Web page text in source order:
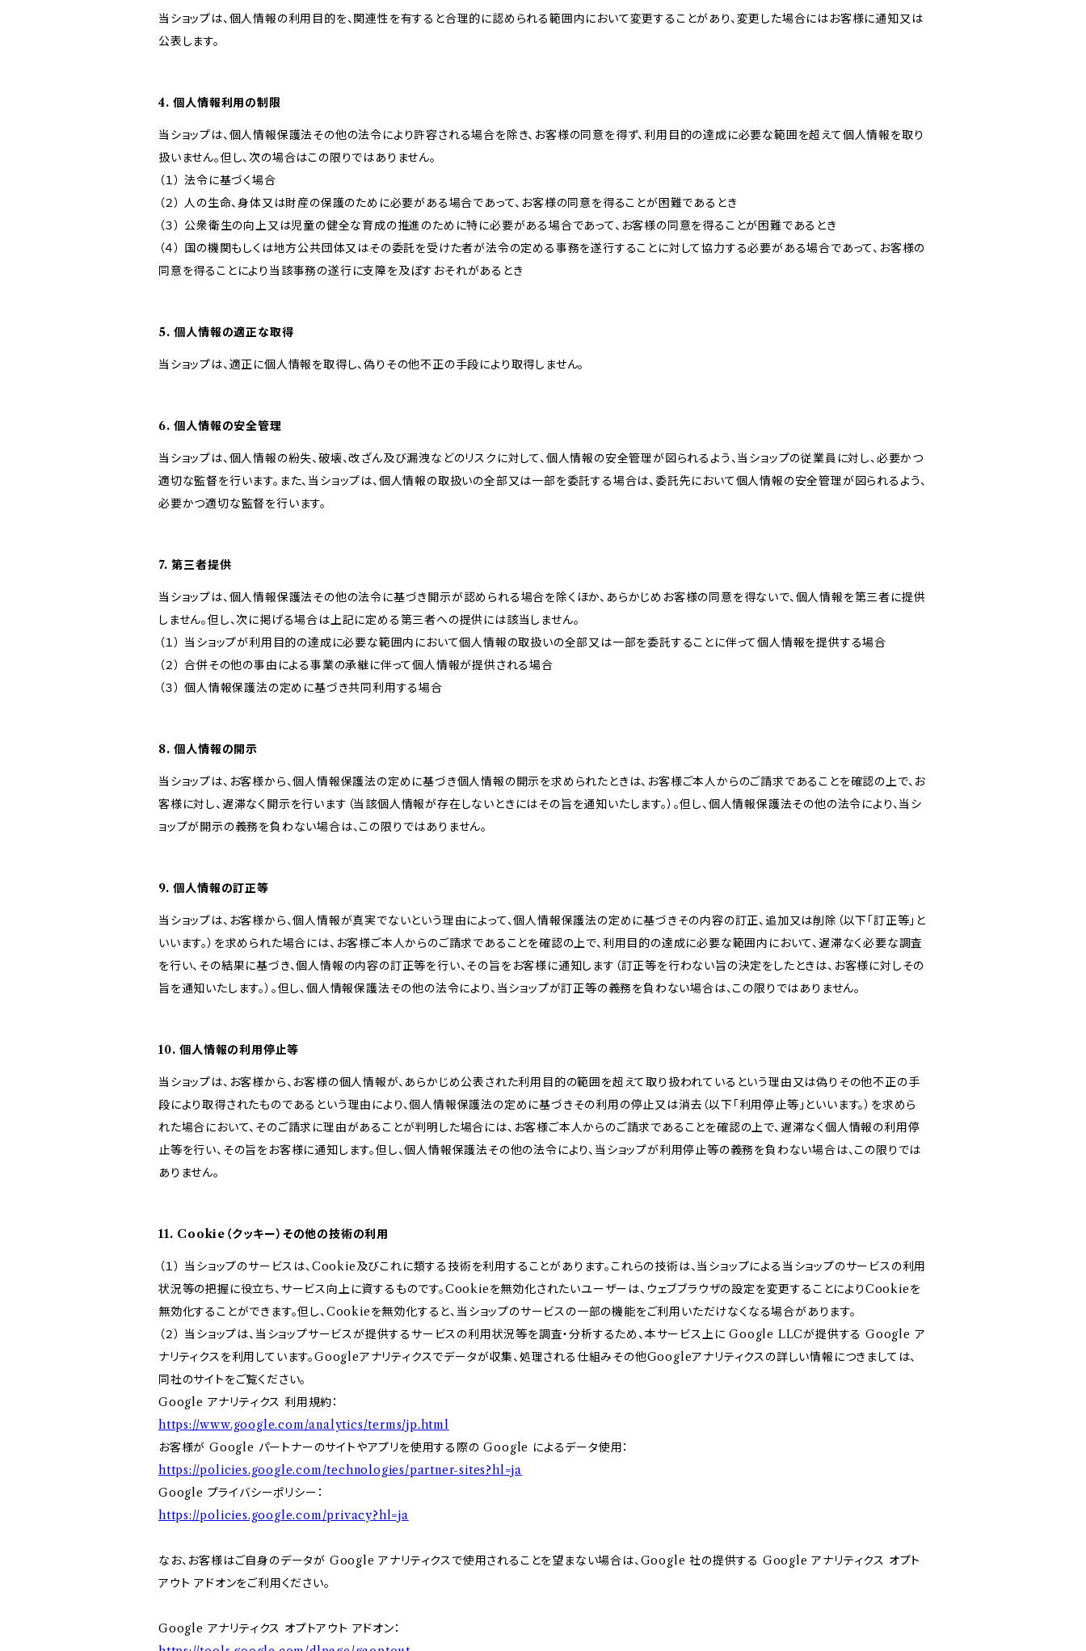
当ショップは、個人情報の利用目的を、関連性を有すると合理的に認められる範囲内において変更することがあり、変更した場合にはお客様に通知又は
公表します。
4. 個人情報利用の制限
当ショップは、個人情報保護法その他の法令により許容される場合を除き、お客様の同意を得ず、利用目的の達成に必要な範囲を超えて個人情報を取り
扱いません。但し、次の場合はこの限りではありません。
（１） 法令に基づく場合
（２） 人の生命、身体又は財産の保護のために必要がある場合であって、お客様の同意を得ることが困難であるとき
（３） 公衆衛生の向上又は児童の健全な育成の推進のために特に必要がある場合であって、お客様の同意を得ることが困難であるとき
（４） 国の機関もしくは地方公共団体又はその委託を受けた者が法令の定める事務を遂行することに対して協力する必要がある場合であって、お客様の
同意を得ることにより当該事務の遂行に支障を及ぼすおそれがあるとき
5. 個人情報の適正な取得
当ショップは、適正に個人情報を取得し、偽りその他不正の手段により取得しません。
6. 個人情報の安全管理
当ショップは、個人情報の紛失、破壊、改ざん及び漏洩などのリスクに対して、個人情報の安全管理が図られるよう、当ショップの従業員に対し、必要かつ
適切な監督を行います。また、当ショップは、個人情報の取扱いの全部又は一部を委託する場合は、委託先において個人情報の安全管理が図られるよう、
必要かつ適切な監督を行います。
7. 第三者提供
当ショップは、個人情報保護法その他の法令に基づき開示が認められる場合を除くほか、あらかじめお客様の同意を得ないで、個人情報を第三者に提供
しません。但し、次に掲げる場合は上記に定める第三者への提供には該当しません。
（１） 当ショップが利用目的の達成に必要な範囲内において個人情報の取扱いの全部又は一部を委託することに伴って個人情報を提供する場合
（２） 合併その他の事由による事業の承継に伴って個人情報が提供される場合
（３） 個人情報保護法の定めに基づき共同利用する場合
8. 個人情報の開示
当ショップは、お客様から、個人情報保護法の定めに基づき個人情報の開示を求められたときは、お客様ご本人からのご請求であることを確認の上で、お
客様に対し、遅滞なく開示を行います（当該個人情報が存在しないときにはその旨を通知いたします。）。但し、個人情報保護法その他の法令により、当シ
ョップが開示の義務を負わない場合は、この限りではありません。
9. 個人情報の訂正等
当ショップは、お客様から、個人情報が真実でないという理由によって、個人情報保護法の定めに基づきその内容の訂正、追加又は削除（以下「訂正等」と
いいます。）を求められた場合には、お客様ご本人からのご請求であることを確認の上で、利用目的の達成に必要な範囲内において、遅滞なく必要な調査
を行い、その結果に基づき、個人情報の内容の訂正等を行い、その旨をお客様に通知します（訂正等を行わない旨の決定をしたときは、お客様に対しその
旨を通知いたします。）。但し、個人情報保護法その他の法令により、当ショップが訂正等の義務を負わない場合は、この限りではありません。
10. 個人情報の利用停止等
当ショップは、お客様から、お客様の個人情報が、あらかじめ公表された利用目的の範囲を超えて取り扱われているという理由又は偽りその他不正の手
段により取得されたものであるという理由により、個人情報保護法の定めに基づきその利用の停止又は消去（以下「利用停止等」といいます。）を求めら
れた場合において、そのご請求に理由があることが判明した場合には、お客様ご本人からのご請求であることを確認の上で、遅滞なく個人情報の利用停
止等を行い、その旨をお客様に通知します。但し、個人情報保護法その他の法令により、当ショップが利用停止等の義務を負わない場合は、この限りでは
ありません。
11. Cookie（クッキー）その他の技術の利用
（１） 当ショップのサービスは、Cookie及びこれに類する技術を利用することがあります。これらの技術は、当ショップによる当ショップのサービスの利用
状況等の把握に役立ち、サービス向上に資するものです。Cookieを無効化されたいユーザーは、ウェブブラウザの設定を変更することによりCookieを
無効化することができます。但し、Cookieを無効化すると、当ショップのサービスの一部の機能をご利用いただけなくなる場合があります。
（２） 当ショップは、当ショップサービスが提供するサービスの利用状況等を調査・分析するため、本サービス上に Google LLCが提供する Google ア
ナリティクスを利用しています。Googleアナリティクスでデータが収集、処理される仕組みその他Googleアナリティクスの詳しい情報につきましては、
同社のサイトをご覧ください。
Google アナリティクス 利用規約：
https://www.google.com/analytics/terms/jp.html
お客様が Google パートナーのサイトやアプリを使用する際の Google によるデータ使用：
https://policies.google.com/technologies/partner-sites?hl=ja
Google プライバシーポリシー：
https://policies.google.com/privacy?hl=ja
なお、お客様はご自身のデータが Google アナリティクスで使用されることを望まない場合は、Google 社の提供する Google アナリティクス オプト
アウト アドオンをご利用ください。
Google アナリティクス オプトアウト アドオン：